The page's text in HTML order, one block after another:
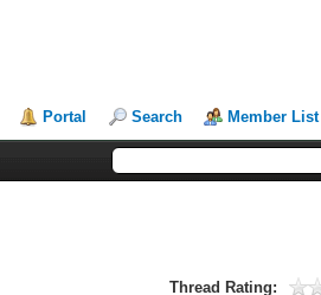
Portal Search Member List
Thread Rating: